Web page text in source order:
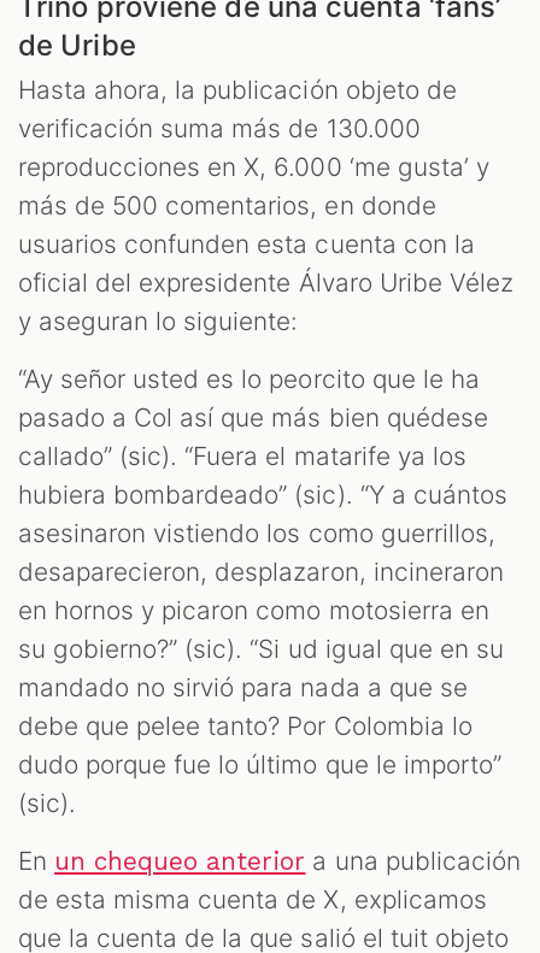
Trino proviene de una cuenta ‘fans’
de Uribe
Hasta ahora, la publicación objeto de
verificación suma más de 130.000
reproducciones en X, 6.000 ‘me gusta’ y
más de 500 comentarios, en donde
usuarios confunden esta cuenta con la
oficial del expresidente Álvaro Uribe Vélez
y aseguran lo siguiente:
“Ay señor usted es lo peorcito que le ha
pasado a Col así que más bien quédese
callado” (sic). “Fuera el matarife ya los
hubiera bombardeado” (sic). “Y a cuántos
asesinaron vistiendo los como guerrillos,
desaparecieron, desplazaron, incineraron
en hornos y picaron como motosierra en
su gobierno?” (sic). “Si ud igual que en su
mandado no sirvió para nada a que se
debe que pelee tanto? Por Colombia lo
dudo porque fue lo último que le importo”
(sic).
En un chequeo anterior a una publicación
de esta misma cuenta de X, explicamos
que la cuenta de la que salió el tuit objeto